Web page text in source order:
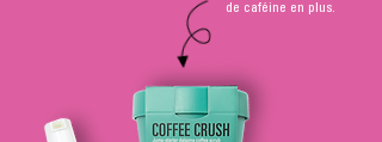
de caféine en plus.